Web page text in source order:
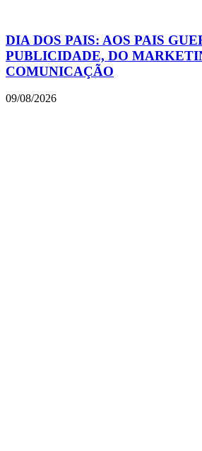
DIA DOS PAIS: AOS PAIS
PUBLICIDADE, DO
COMUNICAÇÃO
09/08/2026